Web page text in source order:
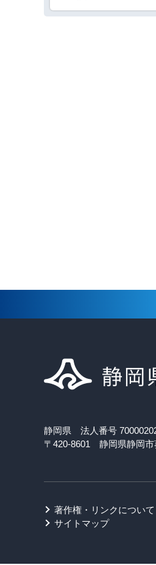
静岡県 法人番号
〒420-8601 静岡県静岡市
著作権・リンクについて
サイトマップ